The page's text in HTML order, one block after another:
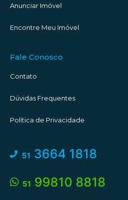
Anunciar Imóvel
Encontre Meu Imóvel
Fale Conosco
Contato
Dúvidas Frequentes
Política de Privacidade
51 3664 1818
51 99810 8818